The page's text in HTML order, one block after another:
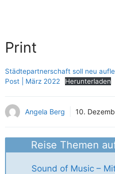
Print
Städtepartnerschaft soll neu
Post | März 2022
Herunterladen
Angela Berg 10.
Reise Themen
Sound of Music –